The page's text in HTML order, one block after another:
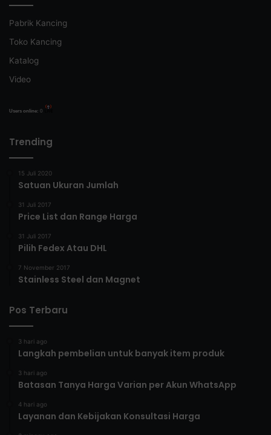
Pabrik Kancing
Toko Kancing
Katalog
Video
Users online: 0
Trending
15 Juli 2020
Satuan Ukuran Jumlah
31 Juli 2017
Price List dan Range Harga
31 Juli 2017
Pilih Fedex Atau DHL
7 November 2017
Stainless Steel dan Magnet
Pos Terbaru
3 hari ago
Langkah pembelian untuk banyak item produk
3 hari ago
Batasan Tanya Harga Varian per Akun WhatsApp
4 hari ago
Layanan dan Kebijakan Konsultasi Harga